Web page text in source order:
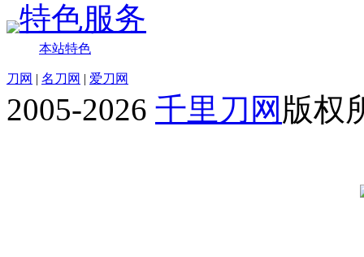
特色服务
本站特色
刀网 | 名刀网 | 爱刀网
2005-2026 千里刀网 版权